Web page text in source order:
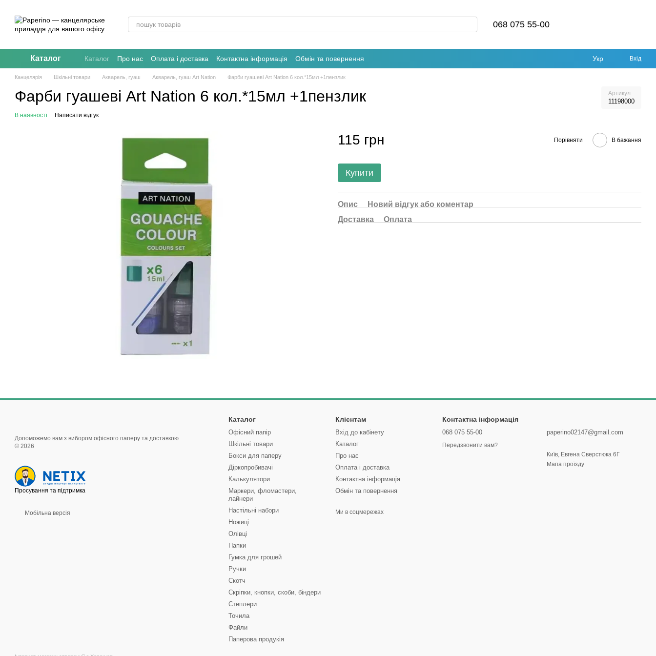
068 075 55-00
Каталог Каталог Про нас Оплата і доставка Контактна інформація Обмін та повернення Укр Вхід
Канцелярія Шкільні товари Акварель, гуаш Акварель, гуаш Art Nation Фарби гуашеві Art Nation 6 кол.*15мл +1пензлик
Фарби гуашеві Art Nation 6 кол.*15мл +1пензлик Артикул
11198000
В наявності Написати відгук
115 грн Порівняти В бажання
Купити
Опис
Новий відгук або коментар
Доставка
Оплата
Допоможемо вам з вибором офісного паперу та доставкою
© 2026
Просування та підтримка
Мобільна версія
Каталог
Офісний папір
Шкільні товари
Бокси для паперу
Діркопробивачі
Калькулятори
Маркери, фломастери,
лайнери
Настільні набори
Ножиці
Олівці
Папки
Гумка для грошей
Ручки
Скотч
Скріпки, кнопки, скоби, біндери
Степлери
Точила
Файли
Паперова продукія
Клієнтам
Вхід до кабінету
Каталог
Про нас
Оплата і доставка
Контактна інформація
Обмін та повернення
Ми в соцмережах
Контактна інформація
068 075 55-00
Передзвонити вам?
paperino02147@gmail.com
Київ, Евгена Сверстюка 6Г
Мапа проїзду